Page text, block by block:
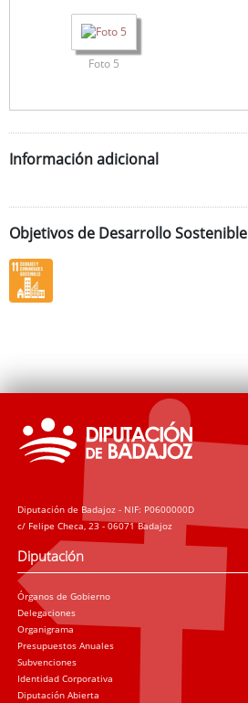
Foto 5
Información adicional
Objetivos de Desarrollo Sostenible
Diputación de Badajoz - NIF: P0600000D
c/ Felipe Checa, 23 - 06071 Badajoz
Diputación
Órganos de Gobierno
Delegaciones
Organigrama
Presupuestos Anuales
Subvenciones
Identidad Corporativa
Diputación Abierta